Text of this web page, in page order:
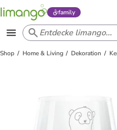
family
Shop Home & Living Dekoration